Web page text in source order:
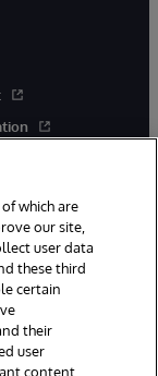
Alle Rechte
which are
our site,
user data
these third
certain
their
user
content